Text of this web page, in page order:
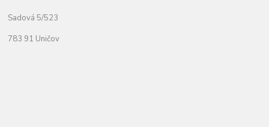
Sadová 5/523
783 91 Uničov